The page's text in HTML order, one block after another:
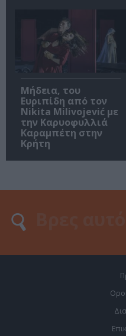
Μήδεια, του
Ευριπίδη από τον
Nikita Milivojević με
την Καρυοφυλλιά
Καραμπέτη στην
Κρήτη